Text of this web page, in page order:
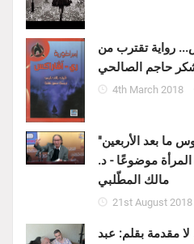
رواية تقترب من
شكر حاجم الصالحي
4th March 2018
ما بعد الأربعين"
موضوعًا - د.
مالك المطّلبي
21st August 2018
مقدمة بقلم: عبد